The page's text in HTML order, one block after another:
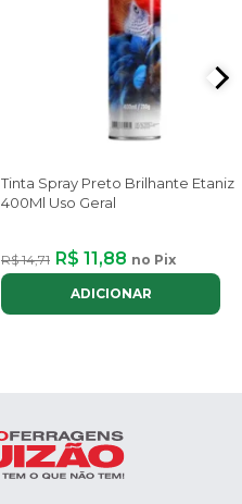
Tinta Spray Preto Brilhante Etaniz
400Ml Uso Geral
R$ 14,71 R$ 11,88 no Pix
ADICIONAR